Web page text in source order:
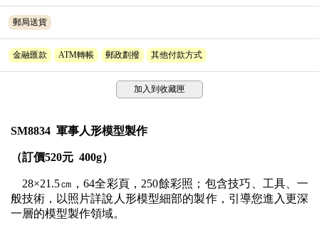
郵局送貨
金融匯款 ATM轉帳 郵政劃撥 其他付款方式
加入到收藏匣
SM8834 軍事人形模型製作
（訂價520元 400g）
28×21.5㎝，64全彩頁，250餘彩照；包含技巧、工具、一
般技術，以照片詳說人形模型細部的製作，引導您進入更深
一層的模型製作領域。